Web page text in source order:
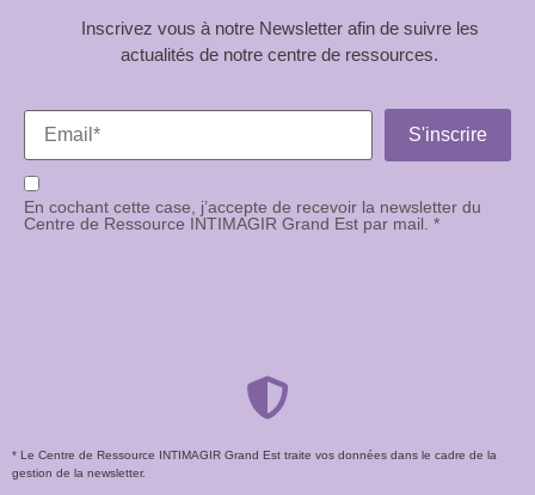
Inscrivez vous à notre Newsletter afin de suivre les
actualités de notre centre de ressources.
En cochant cette case, j’accepte de recevoir la newsletter du
Centre de Ressource INTIMAGIR Grand Est par mail. *
* Le Centre de Ressource INTIMAGIR Grand Est traite vos données dans le cadre de la
gestion de la newsletter.